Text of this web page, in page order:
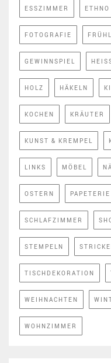
ESSZIMMER ETHNO
FOTOGRAFIE
GEWINNSPIEL
HOLZ HÄKELN
KOCHEN KRÄUTER
KUNST & KREMPEL
LINKS MÖBEL
OSTERN PAPETERIE
SCHLAFZIMMER
STEMPELN
TISCHDEKORATION
WEIHNACHTEN
WOHNZIMMER